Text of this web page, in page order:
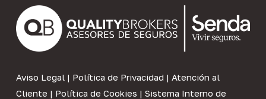
Aviso Legal| Política de Privacidad | Atención al
Cliente | Política de Cookies | Sistema Interno de